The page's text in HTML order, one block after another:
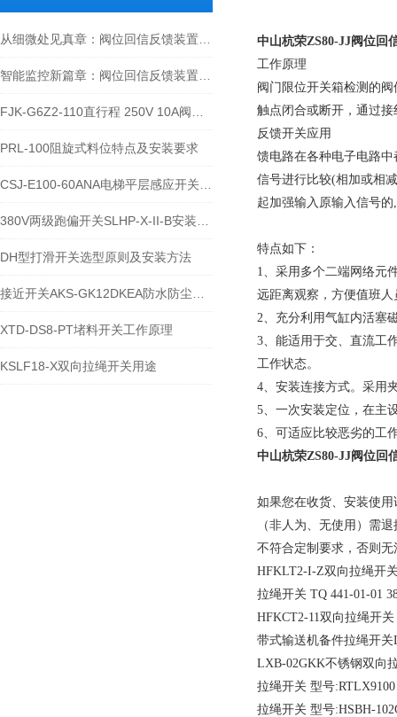
PRL-100阻旋式料位特点及安装要求
DH型打滑开关选型原则及安装方法
XTD-DS8-PT堵料开关工作原理
KSLF18-X双向拉绳开关用途
中山杭荣ZS80-JJ阀位回
工作原理
阀门限位开关箱检测的
触点闭合或断开，通过
反馈开关应用
馈电路在各种电子电路
信号进行比较(相加或相
起加强输入原输入信号
特点如下：
1、采用多个二端网络元
远距离观察，方便值班
2、充分利用气缸内活塞
3、能适用于交、直流工
工作状态。
4、安装连接方式。采用
5、一次安装定位，在主
6、可适应比较恶劣的工
中山杭荣ZS80-JJ阀位回
如果您在收货、安装使
（非人为、无使用）需
不符合定制要求，否则无
HFKLT2-I-Z双向拉绳开
拉绳开关 TQ 441-01-01
HFKCT2-11双向拉绳开关
带式输送机备件拉绳开
LXB-02GKK不锈钢双向
拉绳开关 型号
拉绳开关 型号:HSBH-